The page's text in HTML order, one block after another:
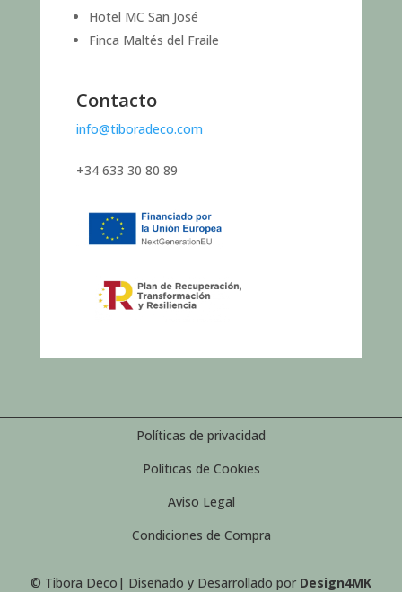
Hotel MC San José
Finca Maltés del Fraile
Contacto
info@tiboradeco.com
+34 633 30 80 89
Políticas de privacidad
Políticas de Cookies
Aviso Legal
Condiciones de Compra
© Tibora Deco| Diseñado y Desarrollado por Design4MK